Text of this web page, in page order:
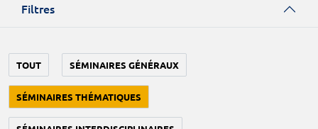
Filtres
TOUT SÉMINAIRES GÉNÉRAUX
SÉMINAIRES THÉMATIQUES